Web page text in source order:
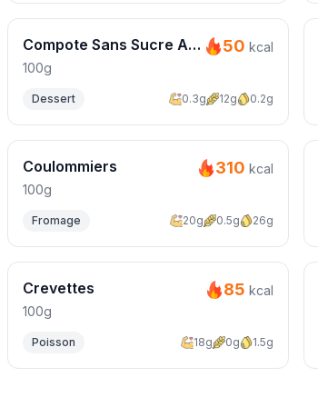
Compote Sans Sucre Ajouté
100g
50 kcal
Dessert 0.3g 12g 0.2g
Coulommiers
100g
310 kcal
Fromage 20g 0.5g 26g
Crevettes
100g
85 kcal
Poisson 18g 0g 1.5g